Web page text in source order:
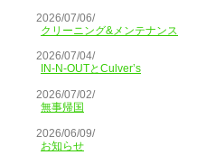
2026/07/06/
クリーニング&メンテナンス
2026/07/04/
IN-N-OUTとCulver’s
2026/07/02/
無事帰国
2026/06/09/
お知らせ